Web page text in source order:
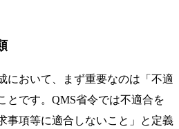
において、まず重要なのは「不適
とです。QMS省令では不適合を
事項等に適合しないこと」と定義